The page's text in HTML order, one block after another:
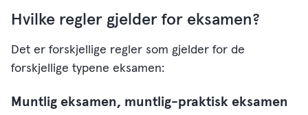
Hvilke regler gjelder for eksamen?
Det er forskjellige regler som gjelder for de
forskjellige typene eksamen:
Muntlig eksamen, muntlig-praktisk eksamen